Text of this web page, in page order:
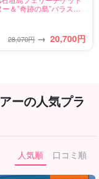
＆”奇跡の島”バラス島
料(No.485)
28,070円 → 20,700円
ーの人気プラ
人気順 口コミ順